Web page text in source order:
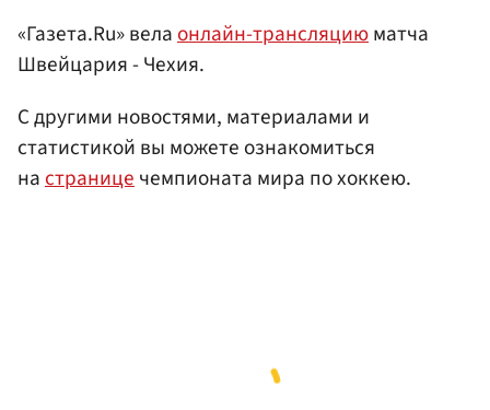
«Газета.Ru» велаонлайн-трансляциюматча
Швейцария - Чехия.
С другими новостями, материалами и
статистикой вы можете ознакомиться
на странице чемпионата мира по хоккею.